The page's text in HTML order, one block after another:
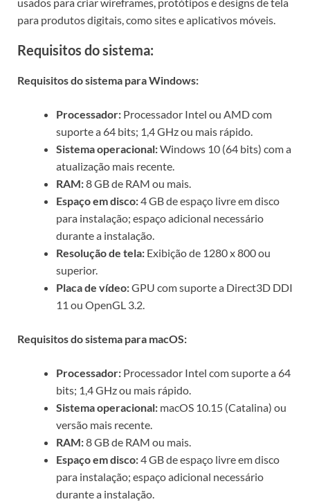
para produtos digitais, como sites e aplicativos móveis.
Requisitos do sistema:
Requisitos do sistema para Windows:
Processador: Processador Intel ou AMD com
suporte a 64 bits; 1,4 GHz ou mais rápido.
Sistema operacional:Windows 10 (64 bits) com a
atualização mais recente.
RAM:8 GB de RAM ou mais.
Espaço em disco:4 GB de espaço livre em disco
para instalação; espaço adicional necessário
durante a instalação.
Resolução de tela: Exibição de 1280 x 800 ou
superior.
Placa de vídeo:GPU com suporte a Direct3D DDI
11 ou OpenGL 3.2.
Requisitos do sistema para macOS:
Processador: Processador Intel com suporte a 64
bits; 1,4 GHz ou mais rápido.
Sistema operacional: macOS 10.15 (Catalina) ou
versão mais recente.
RAM:8 GB de RAM ou mais.
Espaço em disco:4 GB de espaço livre em disco
para instalação; espaço adicional necessário
durante a instalação.